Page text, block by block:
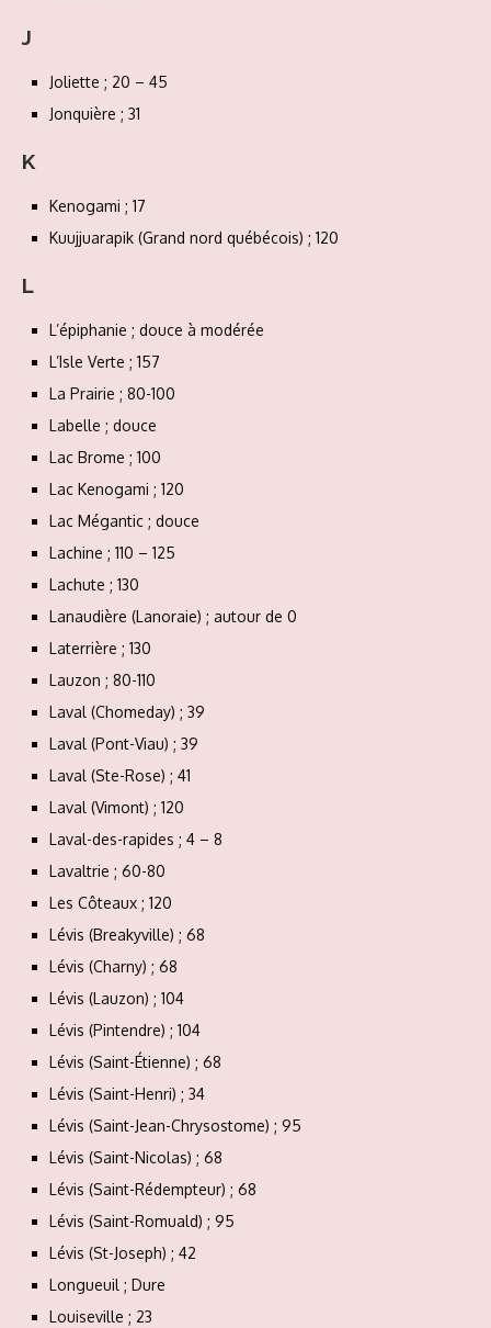
J
Joliette ; 20 – 45
Jonquière ; 31
K
Kenogami ; 17
Kuujjuarapik (Grand nord québécois) ; 120
L
L’épiphanie ; douce à modérée
L’Isle Verte ; 157
La Prairie ; 80-100
Labelle ; douce
Lac Brome ; 100
Lac Kenogami ; 120
Lac Mégantic ; douce
Lachine ; 110 – 125
Lachute ; 130
Lanaudière (Lanoraie) ; autour de 0
Laterrière ; 130
Lauzon ; 80-110
Laval (Chomeday) ; 39
Laval (Pont-Viau) ; 39
Laval (Ste-Rose) ; 41
Laval (Vimont) ; 120
Laval-des-rapides ; 4 – 8
Lavaltrie ; 60-80
Les Côteaux ; 120
Lévis (Breakyville) ; 68
Lévis (Charny) ; 68
Lévis (Lauzon) ; 104
Lévis (Pintendre) ; 104
Lévis (Saint-Étienne) ; 68
Lévis (Saint-Henri) ; 34
Lévis (Saint-Jean-Chrysostome) ; 95
Lévis (Saint-Nicolas) ; 68
Lévis (Saint-Rédempteur) ; 68
Lévis (Saint-Romuald) ; 95
Lévis (St-Joseph) ; 42
Longueuil ; Dure
Louiseville ; 23